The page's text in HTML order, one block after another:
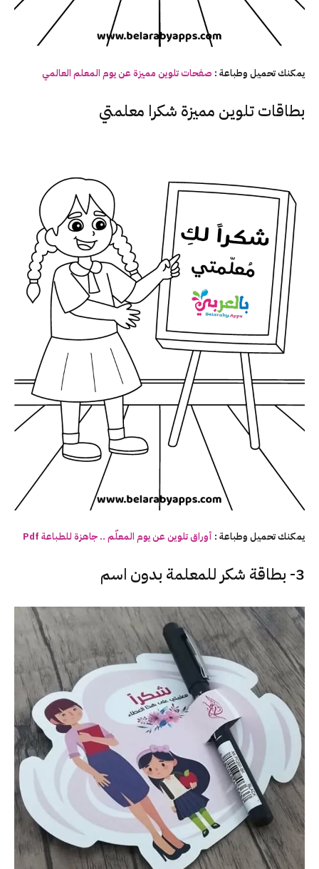
يمكنك تحميل وطباعة : صفحات تلوين مميزة عن يوم المعلم العالمي
بطاقات تلوين مميزة شكرا معلمتي
يمكنك تحميل وطباعة : أوراقتلوينعنيوم المعلّم .. جاهزة للطباعة Pdf
3- بطاقة شكر للمعلمة بدون اسم